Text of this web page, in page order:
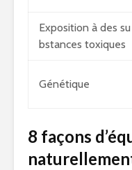
Exposition à des su
bstances toxiques
Génétique
8 façons